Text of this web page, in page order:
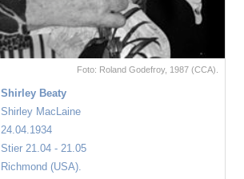
Foto: Roland Godefroy, 1987 (CCA).
Shirley Beaty
Shirley MacLaine
24.04.1934
Stier 21.04 - 21.05
Richmond (USA).